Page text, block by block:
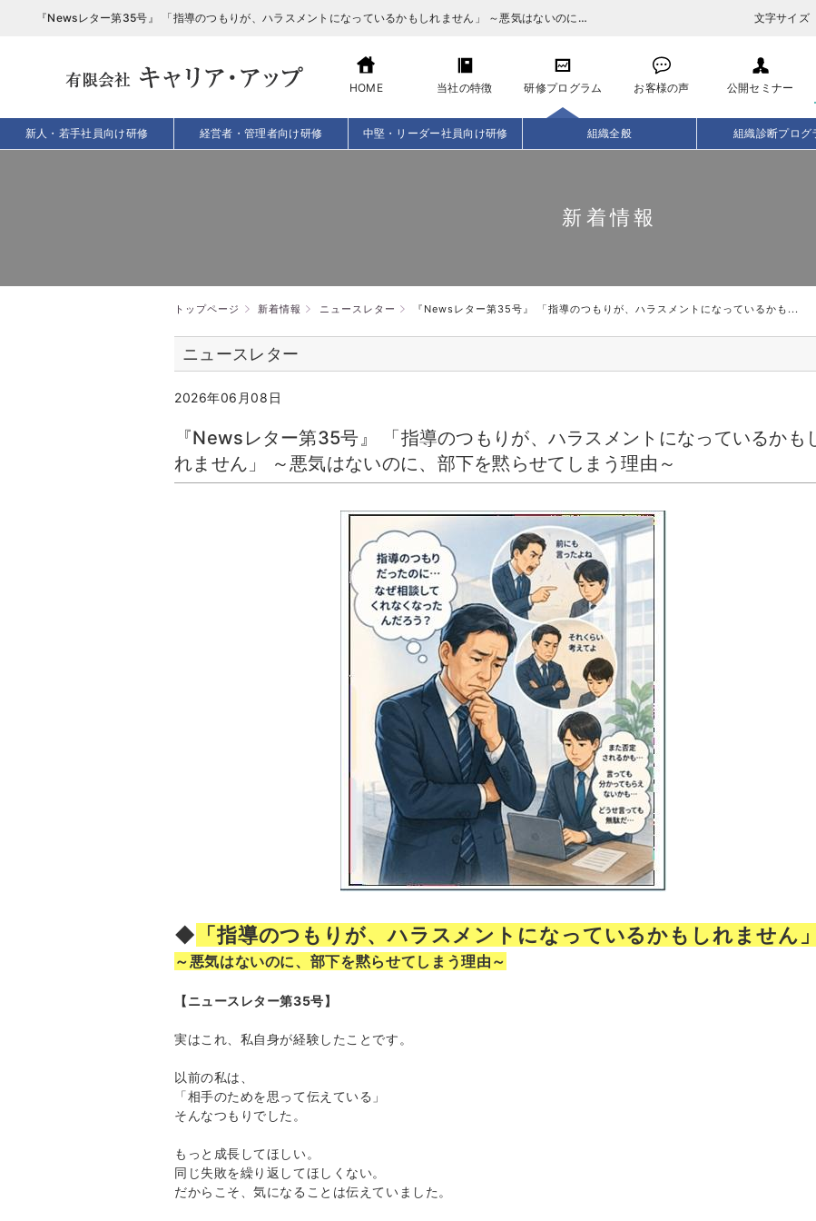
『Newsレター第35号』 「指導のつもりが、ハラスメントになっているかもしれません」 ～悪気はないのに、部下を黙らせてしまう理由～ 文字サイズ
HOME 当社の特徴 研修プログラム お客様の声 公開セミナー
新人・若手社員向け研修 経営者・管理者向け研修 中堅・リーダー社員向け研修 組織全般 組織診断プログ
新着情報
トップページ 新着情報 ニュースレター 『Newsレター第35号』 「指導のつもりが、ハラスメントになっているかも...
ニュースレター
2026年06月08日
『Newsレター第35号』 「指導のつもりが、ハラスメントになっているかも
れません」 ～悪気はないのに、部下を黙らせてしまう理由～
◆ 「指導のつもりが、ハラスメントになっているかもしれません」
～悪気はないのに、部下を黙らせてしまう理由～
【ニュースレター第35号】
実はこれ、私自身が経験したことです。
以前の私は、
「相手のためを思って伝えている」
そんなつもりでした。
もっと成長してほしい。
同じ失敗を繰り返してほしくない。
だからこそ、気になることは伝えていました。